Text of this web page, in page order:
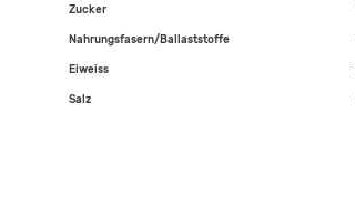
Zucker
Nahrungsfasern/Ballaststoffe
Eiweiss
Salz